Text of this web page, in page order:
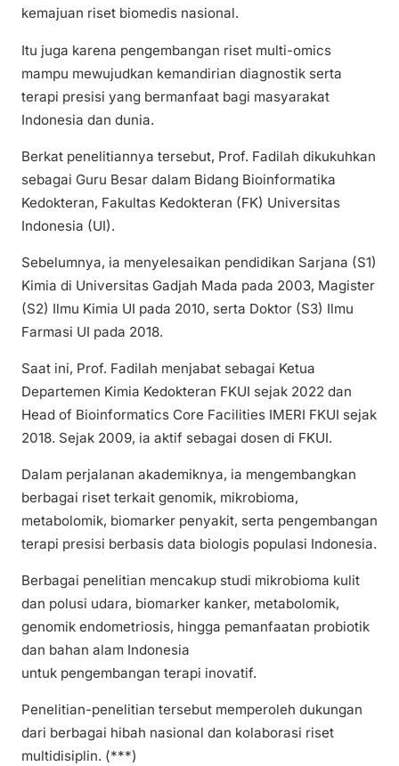
kemajuan riset biomedis nasional.
Itu juga karena pengembangan riset multi-omics
mampu mewujudkan kemandirian diagnostik serta
terapi presisi yang bermanfaat bagi masyarakat
Indonesia dan dunia.
Berkat penelitiannya tersebut, Prof. Fadilah dikukuhkan
sebagai Guru Besar dalam Bidang Bioinformatika
Kedokteran, Fakultas Kedokteran (FK) Universitas
Indonesia (UI).
Sebelumnya, ia menyelesaikan pendidikan Sarjana (S1)
Kimia di Universitas Gadjah Mada pada 2003, Magister
(S2) Ilmu Kimia UI pada 2010, serta Doktor (S3) Ilmu
Farmasi UI pada 2018.
Saat ini, Prof. Fadilah menjabat sebagai Ketua
Departemen Kimia Kedokteran FKUI sejak 2022 dan
Head of Bioinformatics Core Facilities IMERI FKUI sejak
2018. Sejak 2009, ia aktif sebagai dosen di FKUI.
Dalam perjalanan akademiknya, ia mengembangkan
berbagai riset terkait genomik, mikrobioma,
metabolomik, biomarker penyakit, serta pengembangan
terapi presisi berbasis data biologis populasi Indonesia.
Berbagai penelitian mencakup studi mikrobioma kulit
dan polusi udara, biomarker kanker, metabolomik,
genomik endometriosis, hingga pemanfaatan probiotik
dan bahan alam Indonesia
untuk pengembangan terapi inovatif.
Penelitian-penelitian tersebut memperoleh dukungan
dari berbagai hibah nasional dan kolaborasi riset
multidisiplin. (***)